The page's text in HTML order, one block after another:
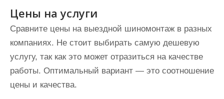
Цены на услуги
Сравните цены на выездной шиномонтаж в разных
компаниях. Не стоит выбирать самую дешевую
услугу, так как это может отразиться на качестве
работы. Оптимальный вариант — это соотношение
цены и качества.